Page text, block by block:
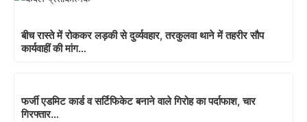
बीच रास्ते में रोककर लड़की से दुर्व्यवहार, तरकुलवा थाने में तहरीर सौप
कार्यवाहीं की मांग…
फर्जी एडमिट कार्ड व सर्टिफिकेट बनाने वाले गिरोह का पर्दाफाश, चार
गिरफ्तार…